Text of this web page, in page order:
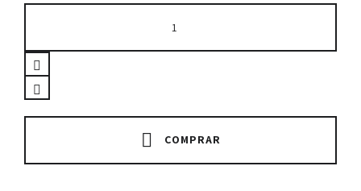
pastilhas
de
freio
Dianteira
-
COMPRAR